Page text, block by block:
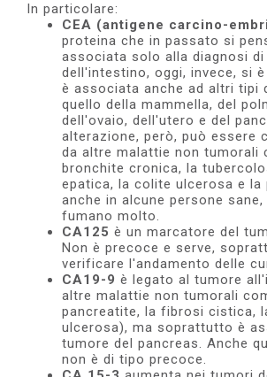
In particolare:
CEA (antigene carcino-
proteina che in passato si
associata solo alla diagnosi di
dell'intestino, oggi, invece, si
è associata anche ad altri tipi
quello della mammella, del
dell'ovaio, dell'utero e del
alterazione, però, può essere
da altre malattie non tumorali
bronchite cronica, la
epatica, la colite ulcerosa e la
anche in alcune persone sane,
fumano molto.
CA125 è un marcatore del
Non è precoce e serve,
verificare l'andamento delle
CA19-9 è legato al tumore
altre malattie non tumora­li
pancreatite, la fibrosi cistica,
ulcerosa), ma soprattut­to è
tumore del pancreas. Anche
non è di tipo precoce.